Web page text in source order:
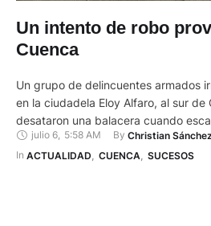
Un intento de robo
Cuenca
Un grupo de delincuentes armados
en la ciudadela Eloy Alfaro, al sur de
desataron una balacera cuando
ocurrió la noche del sábado en las
Vinueza, cerca de las 20:00, a
julio 6, 5:58 AM By Christian
In ACTUALIDAD CUENCA SUCESOS